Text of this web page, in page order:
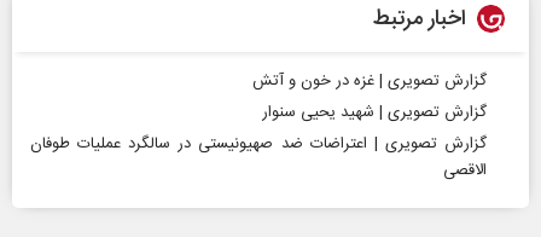
اخبار مرتبط
گزارش تصویری | غزه در خون و آتش
گزارش تصویری | شهید یحیی سنوار
گزارش تصویری | اعتراضات ضد صهیونیستی در سالگرد عملیات طوفان
الاقصی